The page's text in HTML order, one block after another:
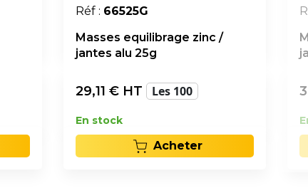
Réf : 66525G
Masses equilibrage zinc /
jantes alu 25g
29,11 € HT Les 100
En stock
Acheter